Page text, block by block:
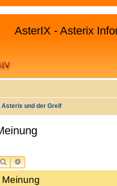
AsterIX - Asterix
und der Greif
SUCHEERWEITERTE SUCHE